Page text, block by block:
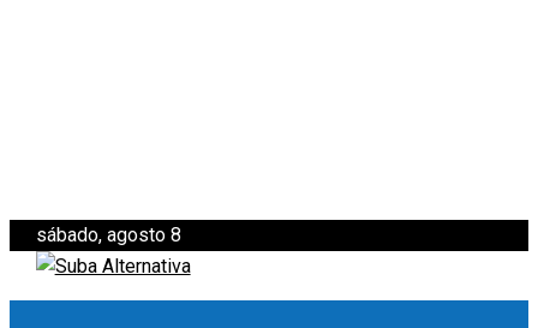
sábado, agosto 8